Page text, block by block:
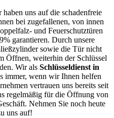
haben uns auf die schadenfreie
bei zugefallenen, von innen
und Feuerschutztüren
garantieren. Durch unsere
sowie die Tür nicht
Öffnen, weiterhin der Schlüssel
Wir als Schlüsseldienst in
immer, wenn wir Ihnen helfen
vertrauen uns bereits seit
regelmäßig für die Öffnung von
Nehmen Sie noch heute
uns auf!